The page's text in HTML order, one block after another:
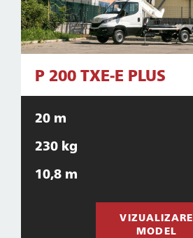
P 200 TXE-E PLUS
20 m
230 kg
10,8 m
VIZUALIZARE
MODEL